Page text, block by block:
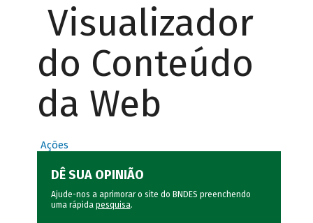
Visualizador
do Conteúdo
da Web
Ações
DÊ SUA OPINIÃO
Ajude-nos a aprimorar o site do BNDES preenchendo
uma rápida pesquisa.